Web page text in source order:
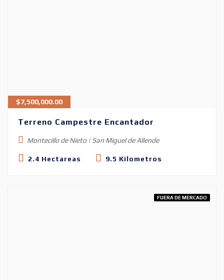
$7,500,000.00
Terreno Campestre Encantador
Montecillo de Nieto | San Miguel de Allende
2.4 Hectareas 9.5 Kilometros
FUERA DE MERCADO